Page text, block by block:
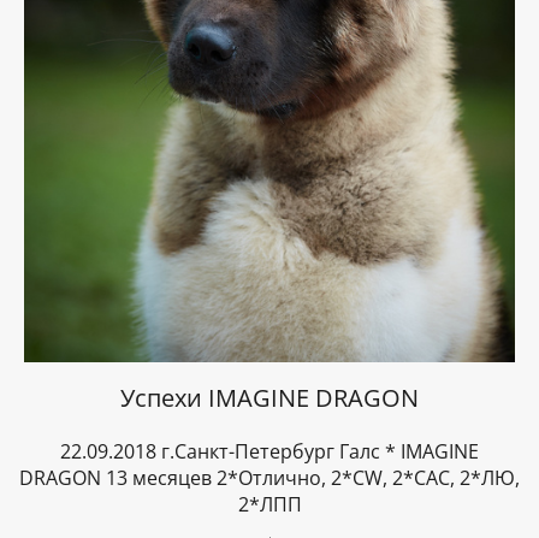
Успехи IMAGINE DRAGON
22.09.2018 г.Санкт-Петербург Галс * IMAGINE
DRAGON 13 месяцев 2*Отлично, 2*CW, 2*САС, 2*ЛЮ,
2*ЛПП